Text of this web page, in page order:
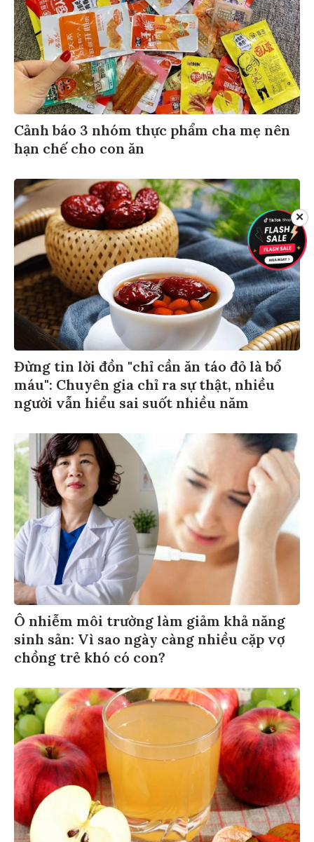
Cảnh báo 3 nhóm thực phẩm cha mẹ nên
hạn chế cho con ăn
Đừng tin lời đồn "chỉ cần ăn táo đỏ là bổ
máu": Chuyên gia chỉ ra sự thật, nhiều
người vẫn hiểu sai suốt nhiều năm
Ô nhiễm môi trường làm giảm khả năng
sinh sản: Vì sao ngày càng nhiều cặp vợ
chồng trẻ khó có con?
✕